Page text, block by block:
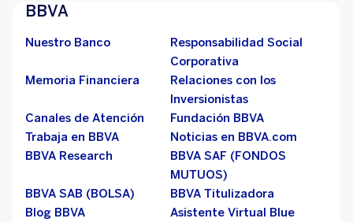
BBVA
Nuestro Banco
Responsabilidad Social
Corporativa
Memoria Financiera
Relaciones con los
Inversionistas
Canales de Atención
Fundación BBVA
Trabaja en BBVA
Noticias en BBVA.com
BBVA Research
BBVA SAF (FONDOS
MUTUOS)
BBVA SAB (BOLSA)
BBVA Titulizadora
Blog BBVA
Asistente Virtual Blue